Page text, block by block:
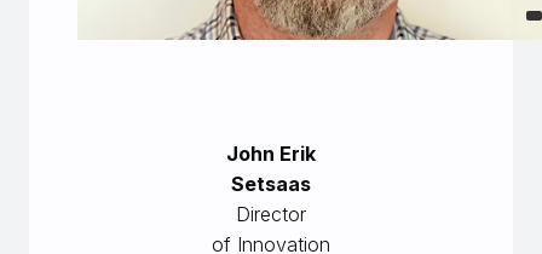
John Erik
Setsaas
Director
of Innovation